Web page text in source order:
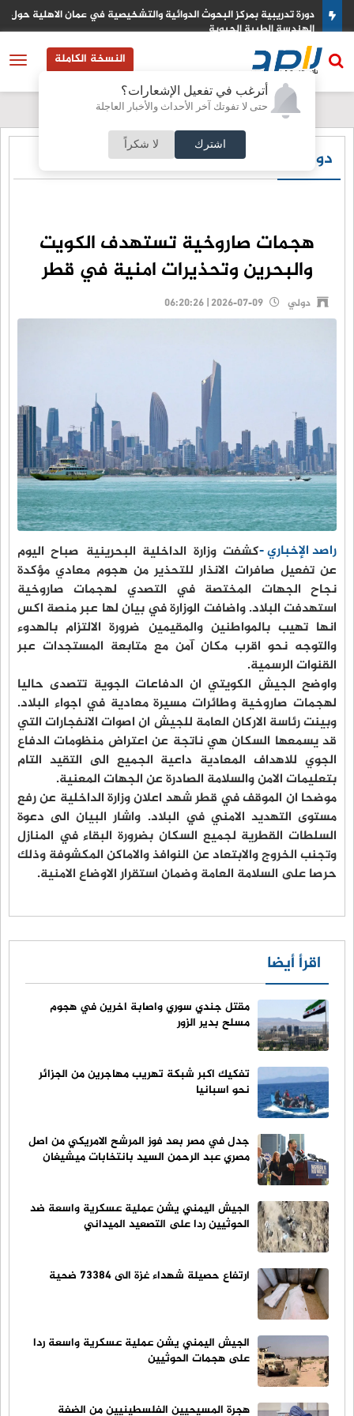
أترغب في تفعيل الإشعارات؟
حتى لا تفوتك آخر الأحداث والأخبار العاجلة
اشترك لا شكراً
دورة تدريبية بمركز البحوث الدوائية والتشخيصية في عمان الاهلية حول
الهندسة الطبية الحيوية
النسخة الكاملة
دولي
هجمات صاروخية تستهدف الكويت
والبحرين وتحذيرات امنية في قطر
دولي
راصد الإخباري -كشفت وزارة الداخلية البحرينية صباح اليوم
عن تفعيل صافرات الانذار للتحذير من هجوم معادي مؤكدة
نجاح الجهات المختصة في التصدي لهجمات صاروخية
استهدفت البلاد. واضافت الوزارة في بيان لها عبر منصة اكس
انها تهيب بالمواطنين والمقيمين ضرورة الالتزام بالهدوء
والتوجه نحو اقرب مكان آمن مع متابعة المستجدات عبر
القنوات الرسمية.
واوضح الجيش الكويتي ان الدفاعات الجوية تتصدى حاليا
لهجمات صاروخية وطائرات مسيرة معادية في اجواء البلاد.
وبينت رئاسة الاركان العامة للجيش ان اصوات الانفجارات التي
قد يسمعها السكان هي ناتجة عن اعتراض منظومات الدفاع
الجوي للاهداف المعادية داعية الجميع الى التقيد التام
بتعليمات الامن والسلامة الصادرة عن الجهات المعنية.
موضحا ان الموقف في قطر شهد اعلان وزارة الداخلية عن رفع
مستوى التهديد الامني في البلاد. واشار البيان الى دعوة
السلطات القطرية لجميع السكان بضرورة البقاء في المنازل
وتجنب الخروج والابتعاد عن النوافذ والاماكن المكشوفة وذلك
حرصا على السلامة العامة وضمان استقرار الاوضاع الامنية.
اقرأ أيضا
مقتل جندي سوري واصابة اخرين في هجوم
مسلح بدير الزور
تفكيك اكبر شبكة تهريب مهاجرين من الجزائر
نحو اسبانيا
جدل في مصر بعد فوز المرشح الامريكي من اصل
مصري عبد الرحمن السيد بانتخابات ميشيغان
الجيش اليمني يشن عملية عسكرية واسعة ضد
الحوثيين ردا على التصعيد الميداني
ارتفاع حصيلة شهداء غزة الى 73384 ضحية
الجيش اليمني يشن عملية عسكرية واسعة ردا
على هجمات الحوثيين
هجرة المسيحيين الفلسطينيين من الضفة